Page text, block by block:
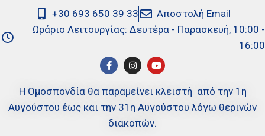
+30 693 650 39 33
Αποστολή Email
Ωράριο Λειτουργίας: Δευτέρα - Παρασκευή, 10:00 -
16:00
Η Ομοσπονδία θα παραμείνει κλειστή από την 1η
Αυγούστου έως και την 31η Αυγούστου λόγω θερινών
διακοπών.